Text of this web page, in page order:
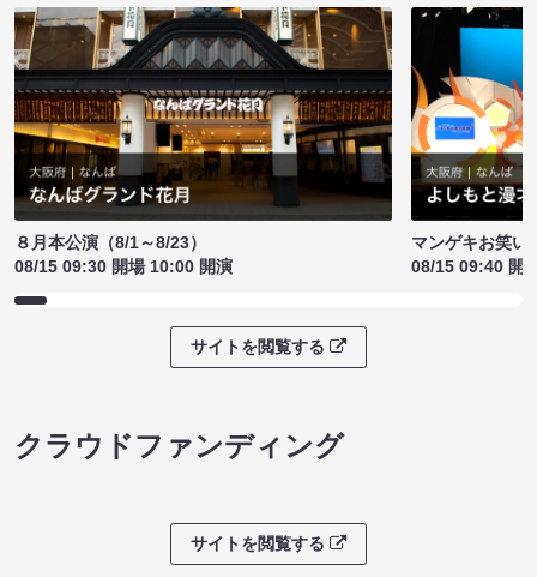
８月本公演（8/1～8/23）
08/15 09:30 開場 10:00 開演
マンゲキお笑い
08/15 09:40 開
サイトを閲覧する
クラウドファンディング
サイトを閲覧する